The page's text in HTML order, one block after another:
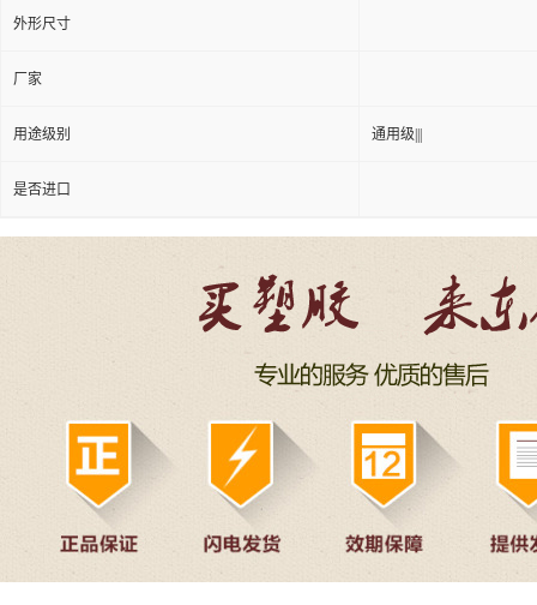
外形尺寸
厂家
用途级别 通用级|||
是否进口